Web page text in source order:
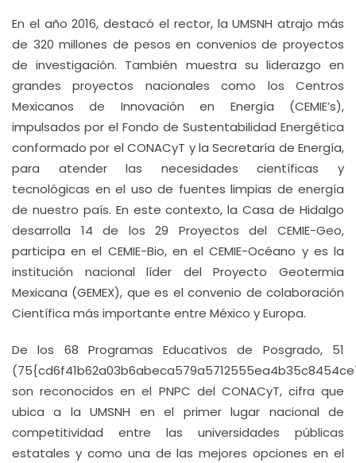
En el año 2016, destacó el rector, la UMSNH atrajo más
de 320 millones de pesos en convenios de proyectos
de investigación. También muestra su liderazgo en
grandes proyectos nacionales como los Centros
Mexicanos de Innovación en Energía (CEMIE’s),
impulsados por el Fondo de Sustentabilidad Energética
conformado por el CONACyT y la Secretaría de Energía,
para atender las necesidades científicas y
tecnológicas en el uso de fuentes limpias de energía
de nuestro país. En este contexto, la Casa de Hidalgo
desarrolla 14 de los 29 Proyectos del CEMIE-Geo,
participa en el CEMIE-Bio, en el CEMIE-Océano y es la
institución nacional líder del Proyecto Geotermia
Mexicana (GEMEX), que es el convenio de colaboración
Científica más importante entre México y Europa.
De los 68 Programas Educativos de Posgrado, 51
son reconocidos en el PNPC del CONACyT, cifra que
ubica a la UMSNH en el primer lugar nacional de
competitividad entre las universidades públicas
estatales y como una de las mejores opciones en el